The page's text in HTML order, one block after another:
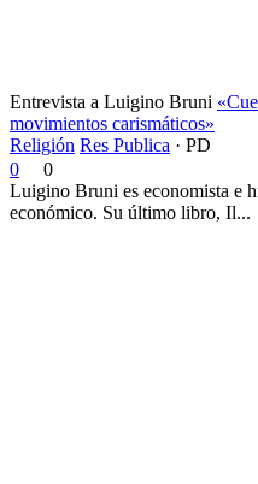
Entrevista a Luigino Bruni
movimientos carismáticos»
Religión Res Publica · PD
0
0
Luigino Bruni es economista e
económico. Su último libro, Il...